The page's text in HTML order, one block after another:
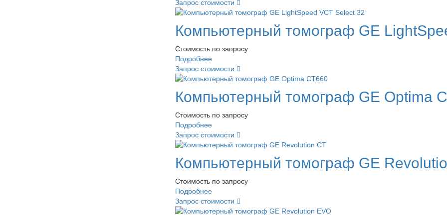
Запрос стоимости
Компьютерный томограф GE
Стоимость по запросу
Подробнее
Запрос стоимости
Компьютерный томограф GE Optima
Стоимость по запросу
Подробнее
Запрос стоимости
Компьютерный томограф GE
Стоимость по запросу
Подробнее
Запрос стоимости